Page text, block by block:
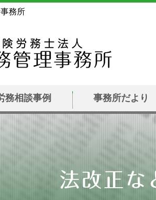
務所
務相談事例 事務所だより
法改正な